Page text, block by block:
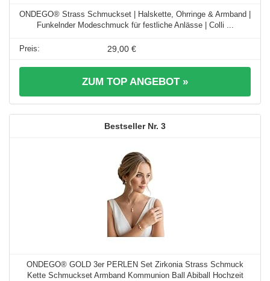
ONDEGO® Strass Schmuckset | Halskette, Ohrringe & Armband |
Funkelnder Modeschmuck für festliche Anlässe | Colli ...
29,00 €
ZUM TOP ANGEBOT »
3
ONDEGO® GOLD 3er PERLEN Set Zirkonia Strass Schmuck
Kette Schmuckset Armband Kommunion Ball Abiball Hochzeit